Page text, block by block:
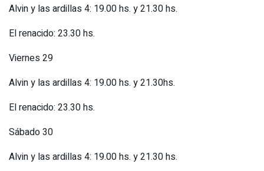
Alvin y las ardillas 4: 19.00 hs. y 21.30 hs.
El renacido: 23.30 hs.
Viernes 29
Alvin y las ardillas 4: 19.00 hs. y 21.30hs.
El renacido: 23.30 hs.
Sábado 30
Alvin y las ardillas 4: 19.00 hs. y 21.30 hs.